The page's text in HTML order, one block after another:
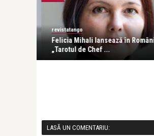
revistatango
Felicia Mihali lansează în România
„Tarotul de Chef ...
LASĂ UN COMENTARIU: